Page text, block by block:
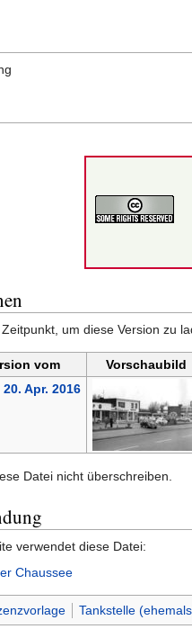
um diese Version zu
vom Vorschaubild
Apr. 2016
Datei nicht überschreiben.
verwendet diese Datei:
Chaussee
Tankstelle